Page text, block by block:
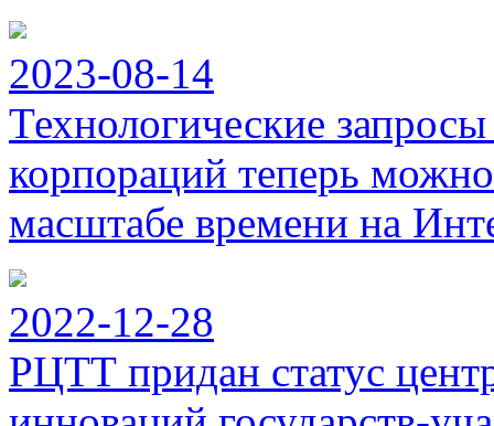
2023-08-14
Технологические
корпораций теперь
масштабе времени на
2022-12-28
РЦТТ придан статус